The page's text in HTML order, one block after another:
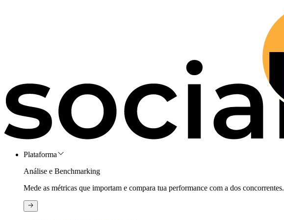
Plataforma
Análise e Benchmarking
Mede as métricas que importam e compara tua performance com a dos concorrentes.